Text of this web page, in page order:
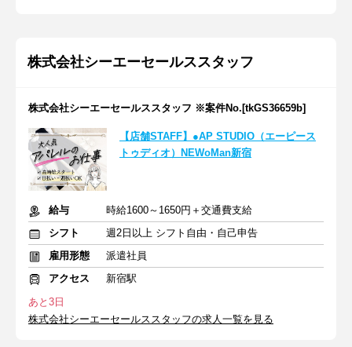
株式会社シーエーセールススタッフ
株式会社シーエーセールススタッフ ※案件No.[tkGS36659b]
【店舗STAFF】●AP STUDIO（エーピース
トゥディオ）NEWoMan新宿
給与
時給1600～1650円＋交通費支給
シフト
週2日以上 シフト自由・自己申告
雇用形態
派遣社員
アクセス
新宿駅
あと3日
株式会社シーエーセールススタッフの求人一覧を見る